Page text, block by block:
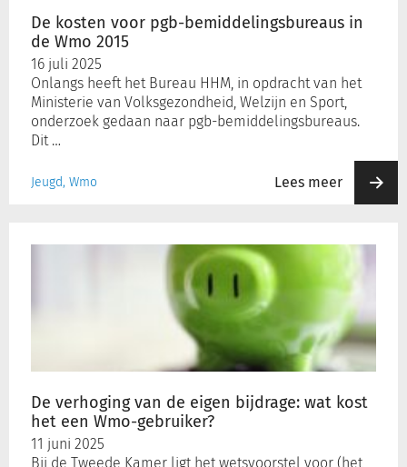
Registreren
De kosten voor pgb-bemiddelingsbureaus in
de Wmo 2015
16 juli 2025
Onlangs heeft het Bureau HHM, in opdracht van het
Ministerie van Volksgezondheid, Welzijn en Sport,
onderzoek gedaan naar pgb-bemiddelingsbureaus.
Dit …
Jeugd, Wmo Lees meer
2015
De verhoging van de eigen bijdrage: wat kost
het een Wmo-gebruiker?
11 juni 2025
Bij de Tweede Kamer ligt het wetsvoorstel voor (het
eigen
kost
het
een
Wmo-
gebruiker?